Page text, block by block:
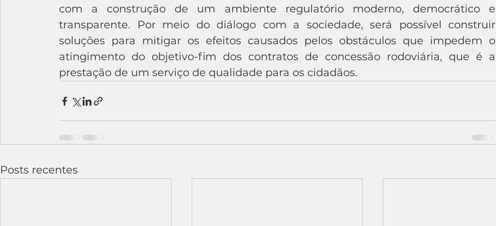
com a construção de um ambiente regulatório moderno, democrático e
transparente. Por meio do diálogo com a sociedade, será possível construir
soluções para mitigar os efeitos causados pelos obstáculos que impedem o
atingimento do objetivo-fim dos contratos de concessão rodoviária, que é a
prestação de um serviço de qualidade para os cidadãos.
Posts recentes